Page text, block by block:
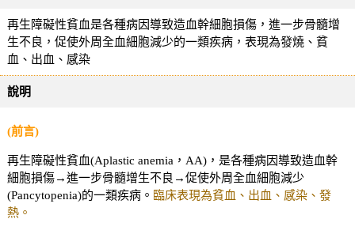
再生障礙性貧血是各種病因導致造血幹細胞損傷，進一步骨髓增
生不良，促使外周全血細胞減少的一類疾病，表現為發燒、貧
血、出血、感染
說明
(前言)
再生障礙性貧血(Aplastic anemia，AA)，是各種病因導致造血幹
細胞損傷→進一步骨髓增生不良→促使外周全血細胞減少
(Pancytopenia)的一類疾病。 臨床表現為貧血、出血、感染、發
熱。